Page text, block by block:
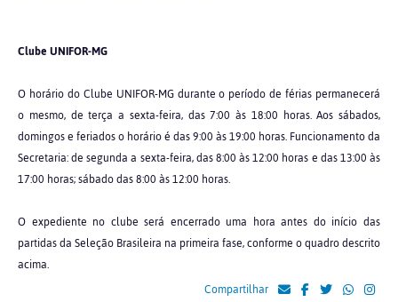
Clube UNIFOR-MG
O horário do Clube UNIFOR-MG durante o período de férias permanecerá
o mesmo, de terça a sexta-feira, das 7:00 às 18:00 horas. Aos sábados,
domingos e feriados o horário é das 9:00 às 19:00 horas. Funcionamento da
Secretaria: de segunda a sexta-feira, das 8:00 às 12:00 horas e das 13:00 às
17:00 horas; sábado das 8:00 às 12:00 horas.
O expediente no clube será encerrado uma hora antes do início das
partidas da Seleção Brasileira na primeira fase, conforme o quadro descrito
acima.
Compartilhar